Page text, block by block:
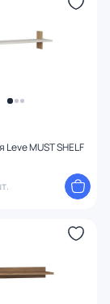
MUST SHELF